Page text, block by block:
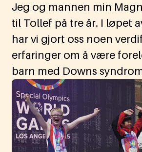
Jeg og mannen min
til Tollef på tre år. I løpet
har vi gjort oss noen
erfaringer om å være
barn med Downs